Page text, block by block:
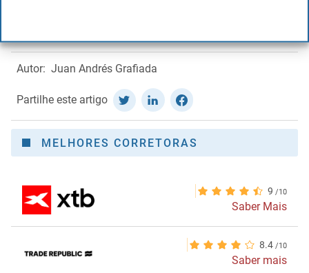
Autor: Juan Andrés Grafiada
Partilhe este artigo
MELHORES CORRETORAS
9
Saber Mais
8.4
Saber mais